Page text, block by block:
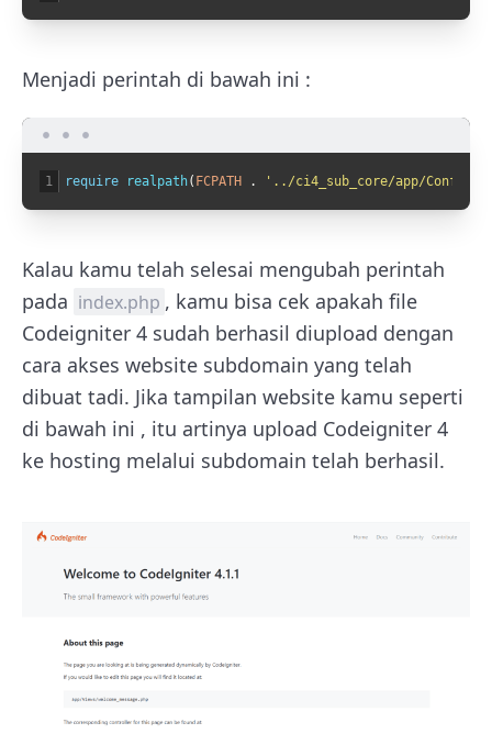
Menjadi perintah di bawah ini :
1 require realpath( FCPATH . '../ci4_sub_core/app/Config/
Kalau kamu telah selesai mengubah perintah
pada index.php , kamu bisa cek apakah file
Codeigniter 4 sudah berhasil diupload dengan
cara akses website subdomain yang telah
dibuat tadi. Jika tampilan website kamu seperti
di bawah ini , itu artinya upload Codeigniter 4
ke hosting melalui subdomain telah berhasil.